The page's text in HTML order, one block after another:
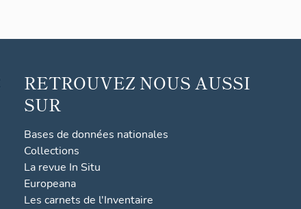
RETROUVEZ NOUS AUSSI
SUR
Bases de données nationales
Collections
La revue In Situ
Europeana
Les carnets de l'Inventaire